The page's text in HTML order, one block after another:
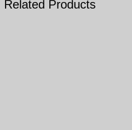
Related Products